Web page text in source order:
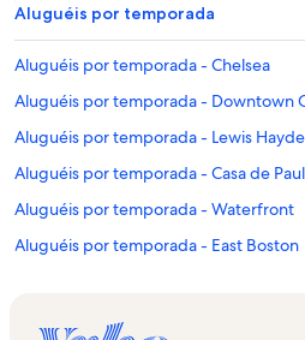
Aluguéis por temporada
Aluguéis por temporada - Chelsea
Aluguéis por temporada - Downtown
Aluguéis por temporada - Lewis
Aluguéis por temporada - Casa de
Aluguéis por temporada - Waterfront
Aluguéis por temporada - East Boston
Aluguéis por temporada -